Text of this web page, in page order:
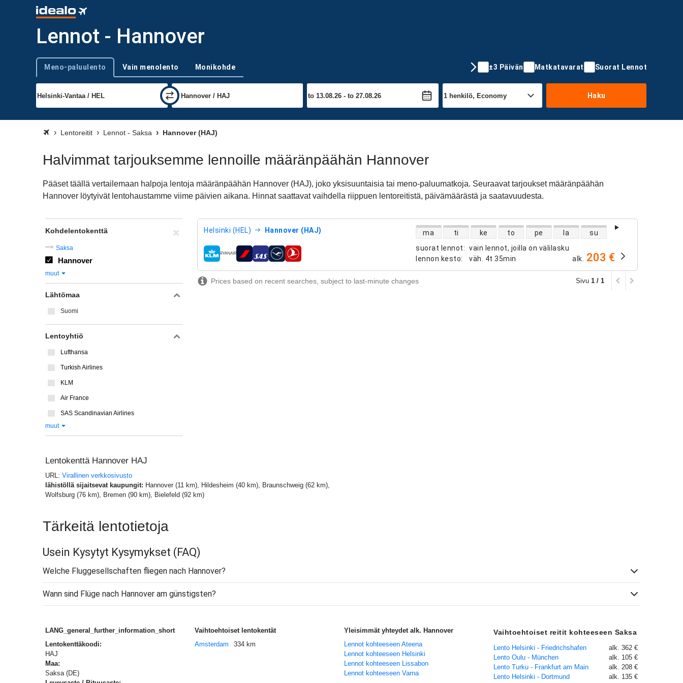
Lennot - Hannover
Trip type
Meno-paluulento Vain menolento Monikohde ±3 Päivän Matkatavarat Suorat Lennot
Haku
Lentoreitit Lennot - Saksa Hannover (HAJ)
Halvimmat tarjouksemme lennoille määränpäähän Hannover
Pääset täällä vertailemaan halpoja lentoja määränpäähän Hannover (HAJ), joko yksisuuntaisia tai meno-paluumatkoja. Seuraavat tarjoukset määränpäähän
Hannover löytyivät lentohaustamme viime päivien aikana. Hinnat saattavat vaihdella riippuen lentoreitistä, päivämäärästä ja saatavuudesta.
Helsinki (HEL) Hannover (HAJ)
suorat lennot: vain lennot, joilla on välilasku
lennon kesto: väh. 4t 35min
suorien lentojen saatavuus
ma ti ke to pe la su
lentoyhtiöt alk. 203 €
Prices based on recent searches, subject to last-minute changes Sivu 1 / 1
Kohdelentokenttä
Saksa
Hannover
muut
Lähtömaa
Suomi
Lentoyhtiö
Lufthansa
Turkish Airlines
KLM
Air France
SAS Scandinavian Airlines
muut
Lentokenttä Hannover HAJ
URL: Virallinen verkkosivusto
lähistöllä sijaitsevat kaupungit: Hannover (11 km), Hildesheim (40 km), Braunschweig (62 km),
Wolfsburg (76 km), Bremen (90 km), Bielefeld (92 km)
Tärkeitä lentotietoja
Usein Kysytyt Kysymykset (FAQ)
Welche Fluggesellschaften fliegen nach Hannover?
Wann sind Flüge nach Hannover am günstigsten?
LANG_general_further_information_short
Lentokenttäkoodi:
HAJ
Maa:
Saksa (DE)
Vaihtoehtoiset lentokentät
Amsterdam
334 km
Yleisimmät yhteydet alk. Hannover
Lennot kohteeseen Ateena
Lennot kohteeseen Helsinki
Lennot kohteeseen Lissabon
Lennot kohteeseen Varna
Vaihtoehtoiset reitit kohteeseen Saksa
Lento Helsinki - Friedrichshafen
alk. 362 €
Lento Oulu - München
alk. 105 €
Lento Turku - Frankfurt am Main
alk. 208 €
Lento Helsinki - Dortmund
alk. 135 €